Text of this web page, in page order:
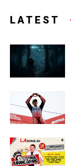
LATEST